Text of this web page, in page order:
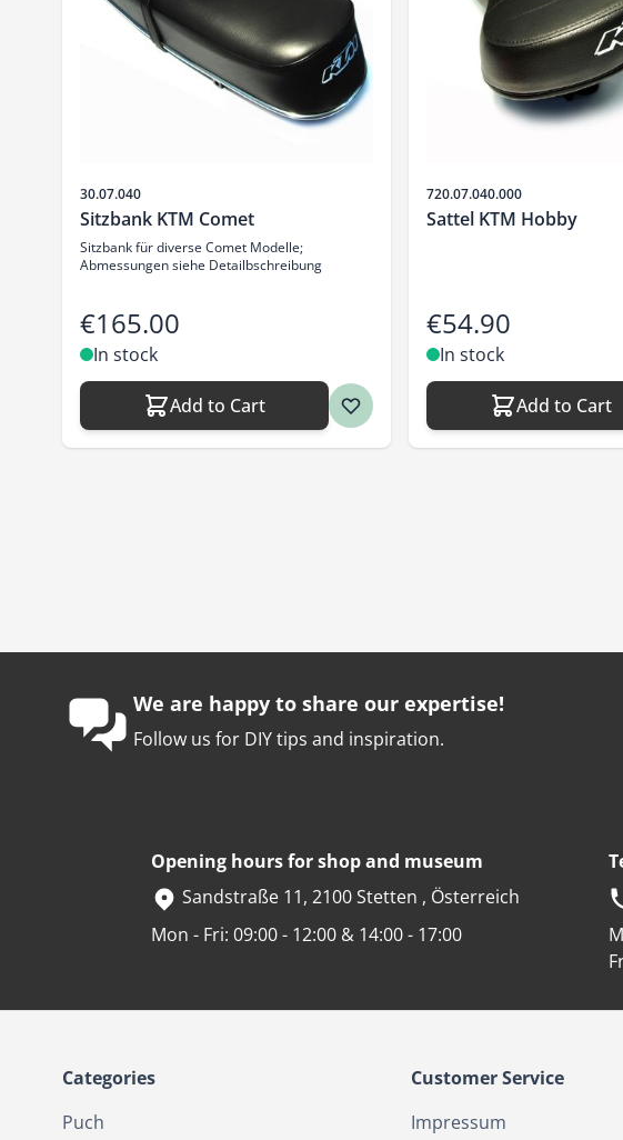
Sku
30.07.040
Sitzbank KTM Comet
Sitzbank für diverse Comet Modelle;
Abmessungen siehe Detailbschreibung
€165.00
In stock
Add to Cart
Sku
720.07.040.000
Sattel KTM Hobby
€54.90
In stock
Add to Cart
We are happy to share our expertise!
Follow us for DIY tips and inspiration.
Opening hours for shop and museum
Sandstraße 11, 2100 Stetten , Österreich
Mon - Fri: 09:00 - 12:00 & 14:00 - 17:00
Categories
Puch
Customer Service
Impressum